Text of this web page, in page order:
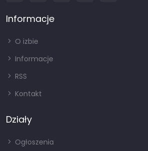
Informacje
O izbie
Informacje
RSS
Kontakt
Działy
Ogłoszenia